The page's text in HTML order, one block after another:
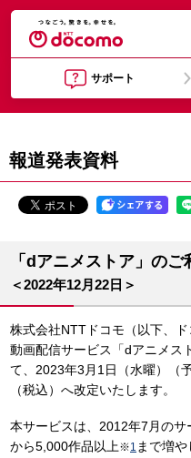
サポート
報道発表資料
「dアニメストア」の
＜2022年12月22日＞
株式会社NTTドコモ（以下、
動画配信サービス「dアニメス
て、2023年3月1日（水曜）（
（税込）へ改定いたします。
本サービスは、2012年7月の
から5,000作品以上※1 まで増